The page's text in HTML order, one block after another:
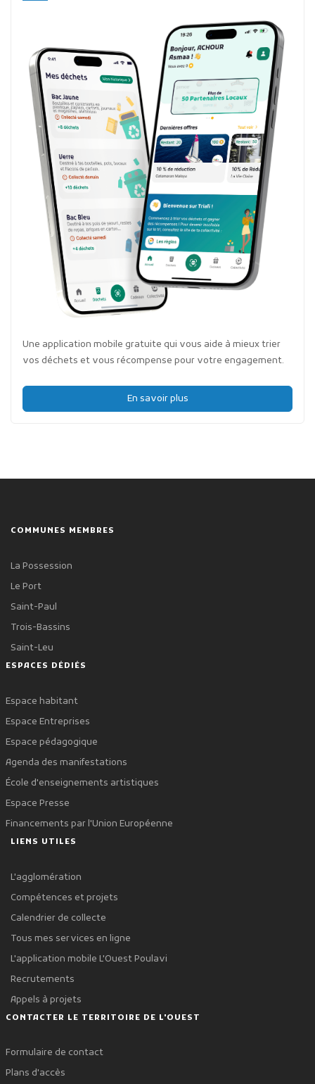
Une application mobile gratuite qui vous aide à mieux trier
vos déchets et vous récompense pour votre engagement.
En savoir plus
COMMUNES MEMBRES
La Possession
Le Port
Saint-Paul
Trois-Bassins
Saint-Leu
ESPACES DÉDIÉS
Espace habitant
Espace Entreprises
Espace pédagogique
Agenda des manifestations
École d'enseignements artistiques
Espace Presse
Financements par l'Union Européenne
LIENS UTILES
L'agglomération
Compétences et projets
Calendrier de collecte
Tous mes services en ligne
L'application mobile L'Ouest Poulavi
Recrutements
Appels à projets
CONTACTER LE TERRITOIRE DE L'OUEST
Formulaire de contact
Plans d'accès